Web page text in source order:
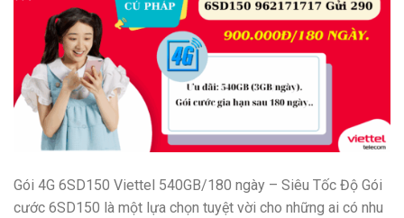
Gói 4G 6SD150 Viettel 540GB/180 ngày – Siêu Tốc Độ Gói
cước 6SD150 là một lựa chọn tuyệt vời cho những ai có nhu